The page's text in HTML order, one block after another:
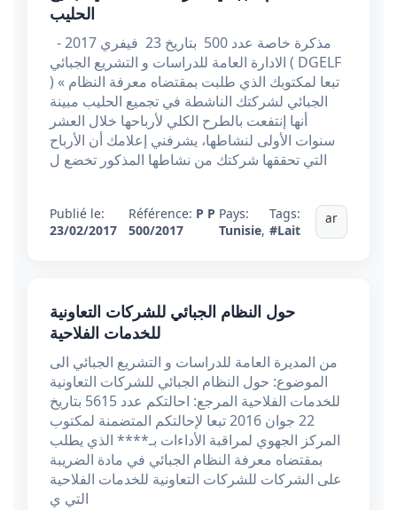
الحليب
الادارة العامة للدراسات و التشريع الجبائي ( DGELF
) « تبعا لمكتوبك الذي طلبت بمقتضاه معرفة النظام
الجبائي لشركتك الناشطة في تجميع الحليب مبينة
أنها إنتفعت بالطرح الكلي لأرباحها خلال العشر
سنوات الأولى لنشاطها، يشرفني إعلامك أن الأرباح
التي تحققها شركتك من نشاطها المذكور تخضع ل
Publié le:
23/02/2017
Référence: P P
500/2017
Pays:
Tunisie,
Tags:
#Lait
ar
حول النظام الجبائي للشركات التعاونية
للخدمات الفلاحية
من المديرة العامة للدراسات و التشريع الجبائي الى
الموضوع: حول النظام الجبائي للشركات التعاونية
للخدمات الفلاحية المرجع: احالتكم عدد 5615 بتاريخ
22 جوان 2016 تبعا لإحالتكم المتضمنة لمكتوب
المركز الجهوي لمراقبة الأداءات بـ**** الذي يطلب
بمقتضاه معرفة النظام الجبائي في مادة الضريبة
على الشركات للشركات التعاونية للخدمات الفلاحية
التي ي